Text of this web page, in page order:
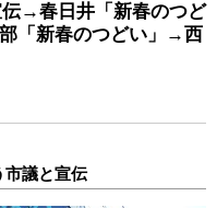
伝→春日井「新春のつど
「新春のつどい」→西
議と宣伝